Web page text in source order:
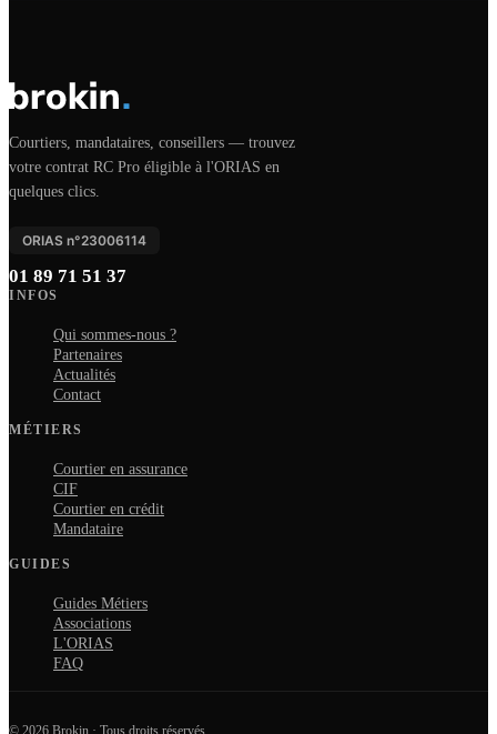
Courtiers, mandataires, conseillers — trouvez
votre contrat RC Pro éligible à l'ORIAS en
quelques clics.
ORIAS n°23006114
01 89 71 51 37
INFOS
Qui sommes-nous ?
Partenaires
Actualités
Contact
MÉTIERS
Courtier en assurance
CIF
Courtier en crédit
Mandataire
GUIDES
Guides Métiers
Associations
L'ORIAS
FAQ
© 2026 Brokin · Tous droits réservés